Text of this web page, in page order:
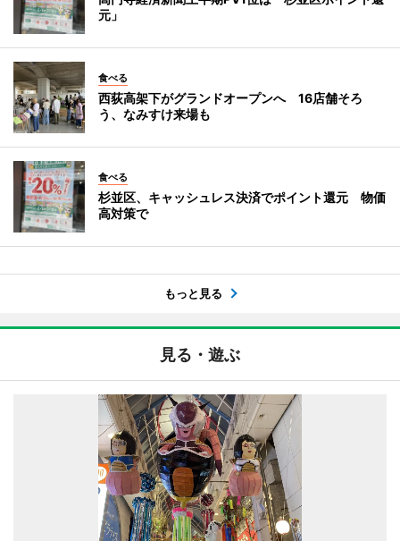
元」
食べる
西荻高架下がグランドオープンへ 16店舗そろ
う、なみすけ来場も
食べる
杉並区、キャッシュレス決済でポイント還元 物価
高対策で
もっと見る
見る・遊ぶ